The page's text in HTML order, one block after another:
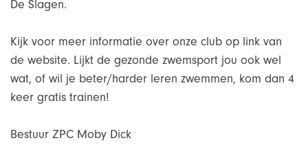
De Slagen.
Kijk voor meer informatie over onze club op link van
de website. Lijkt de gezonde zwemsport jou ook wel
wat, of wil je beter/harder leren zwemmen, kom dan 4
keer gratis trainen!
Bestuur ZPC Moby Dick